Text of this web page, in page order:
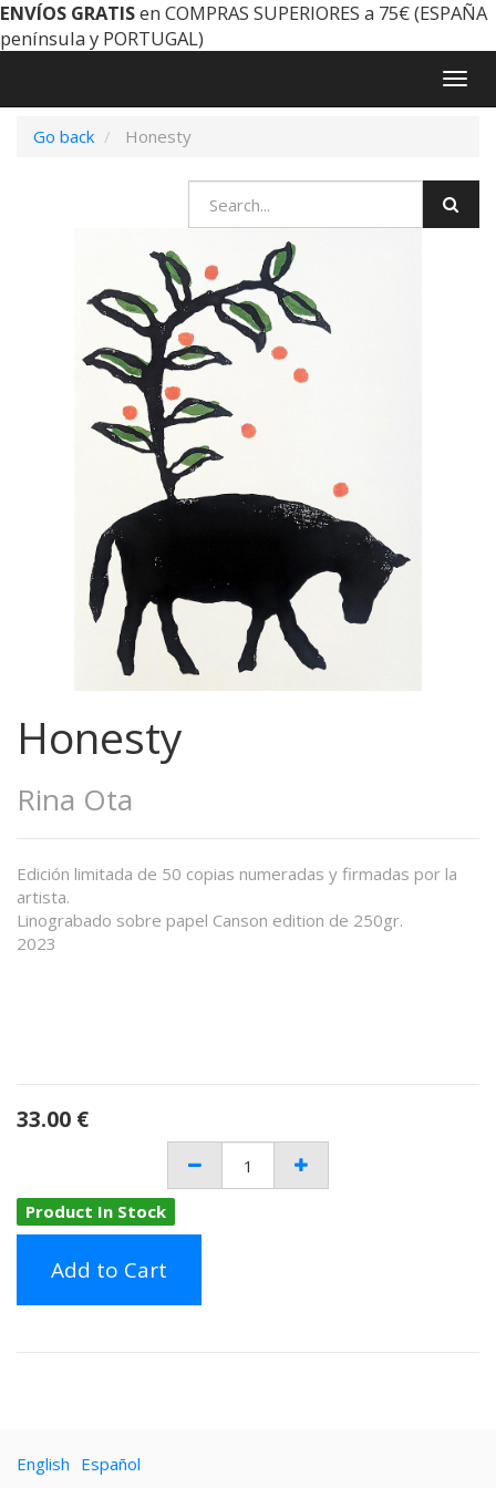
ENVÍOS GRATISen COMPRAS SUPERIORES a 75€ (ESPAÑA
península y PORTUGAL)
Go back
Honesty
Honesty
Rina Ota
Edición limitada de 50 copias numeradas y firmadas por la
artista.
Linograbado sobre papel Canson edition de 250gr.
2023
33.00 €
Product In Stock
Add to Cart
English Español